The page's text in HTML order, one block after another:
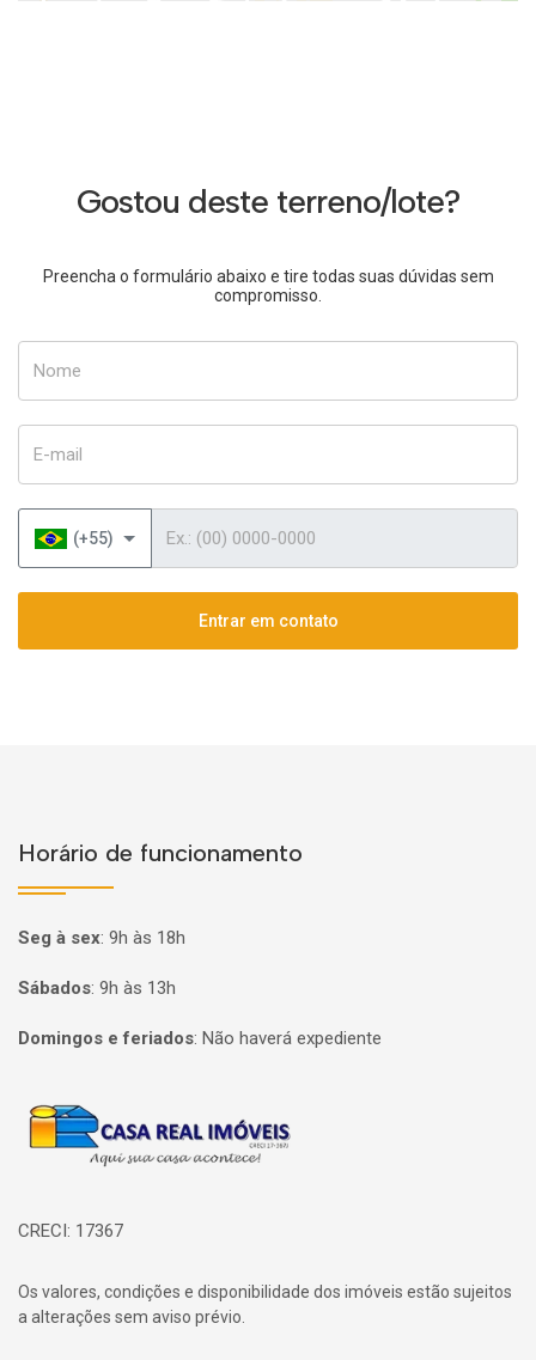
Gostou deste terreno/lote?
Preencha o formulário abaixo e tire todas suas dúvidas sem
compromisso.
(+55)
Entrar em contato
Horário de funcionamento
Seg à sex: 9h às 18h
Sábados: 9h às 13h
Domingos e feriados: Não haverá expediente
Página inicial
CRECI: 17367
Os valores, condições e disponibilidade dos imóveis estão sujeitos
a alterações sem aviso prévio.